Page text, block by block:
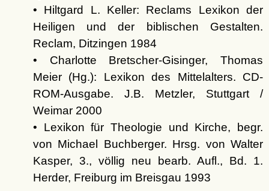
• Hiltgard L. Keller: Reclams Lexikon der
Heiligen und der biblischen Gestalten.
Reclam, Ditzingen 1984
• Charlotte Bretscher-Gisinger, Thomas
Meier (Hg.): Lexikon des Mittelalters. CD-
ROM-Ausgabe. J.B. Metzler, Stuttgart /
Weimar 2000
• Lexikon für Theologie und Kirche, begr.
von Michael Buchberger. Hrsg. von Walter
Kasper, 3., völlig neu bearb. Aufl., Bd. 1.
Herder, Freiburg im Breisgau 1993